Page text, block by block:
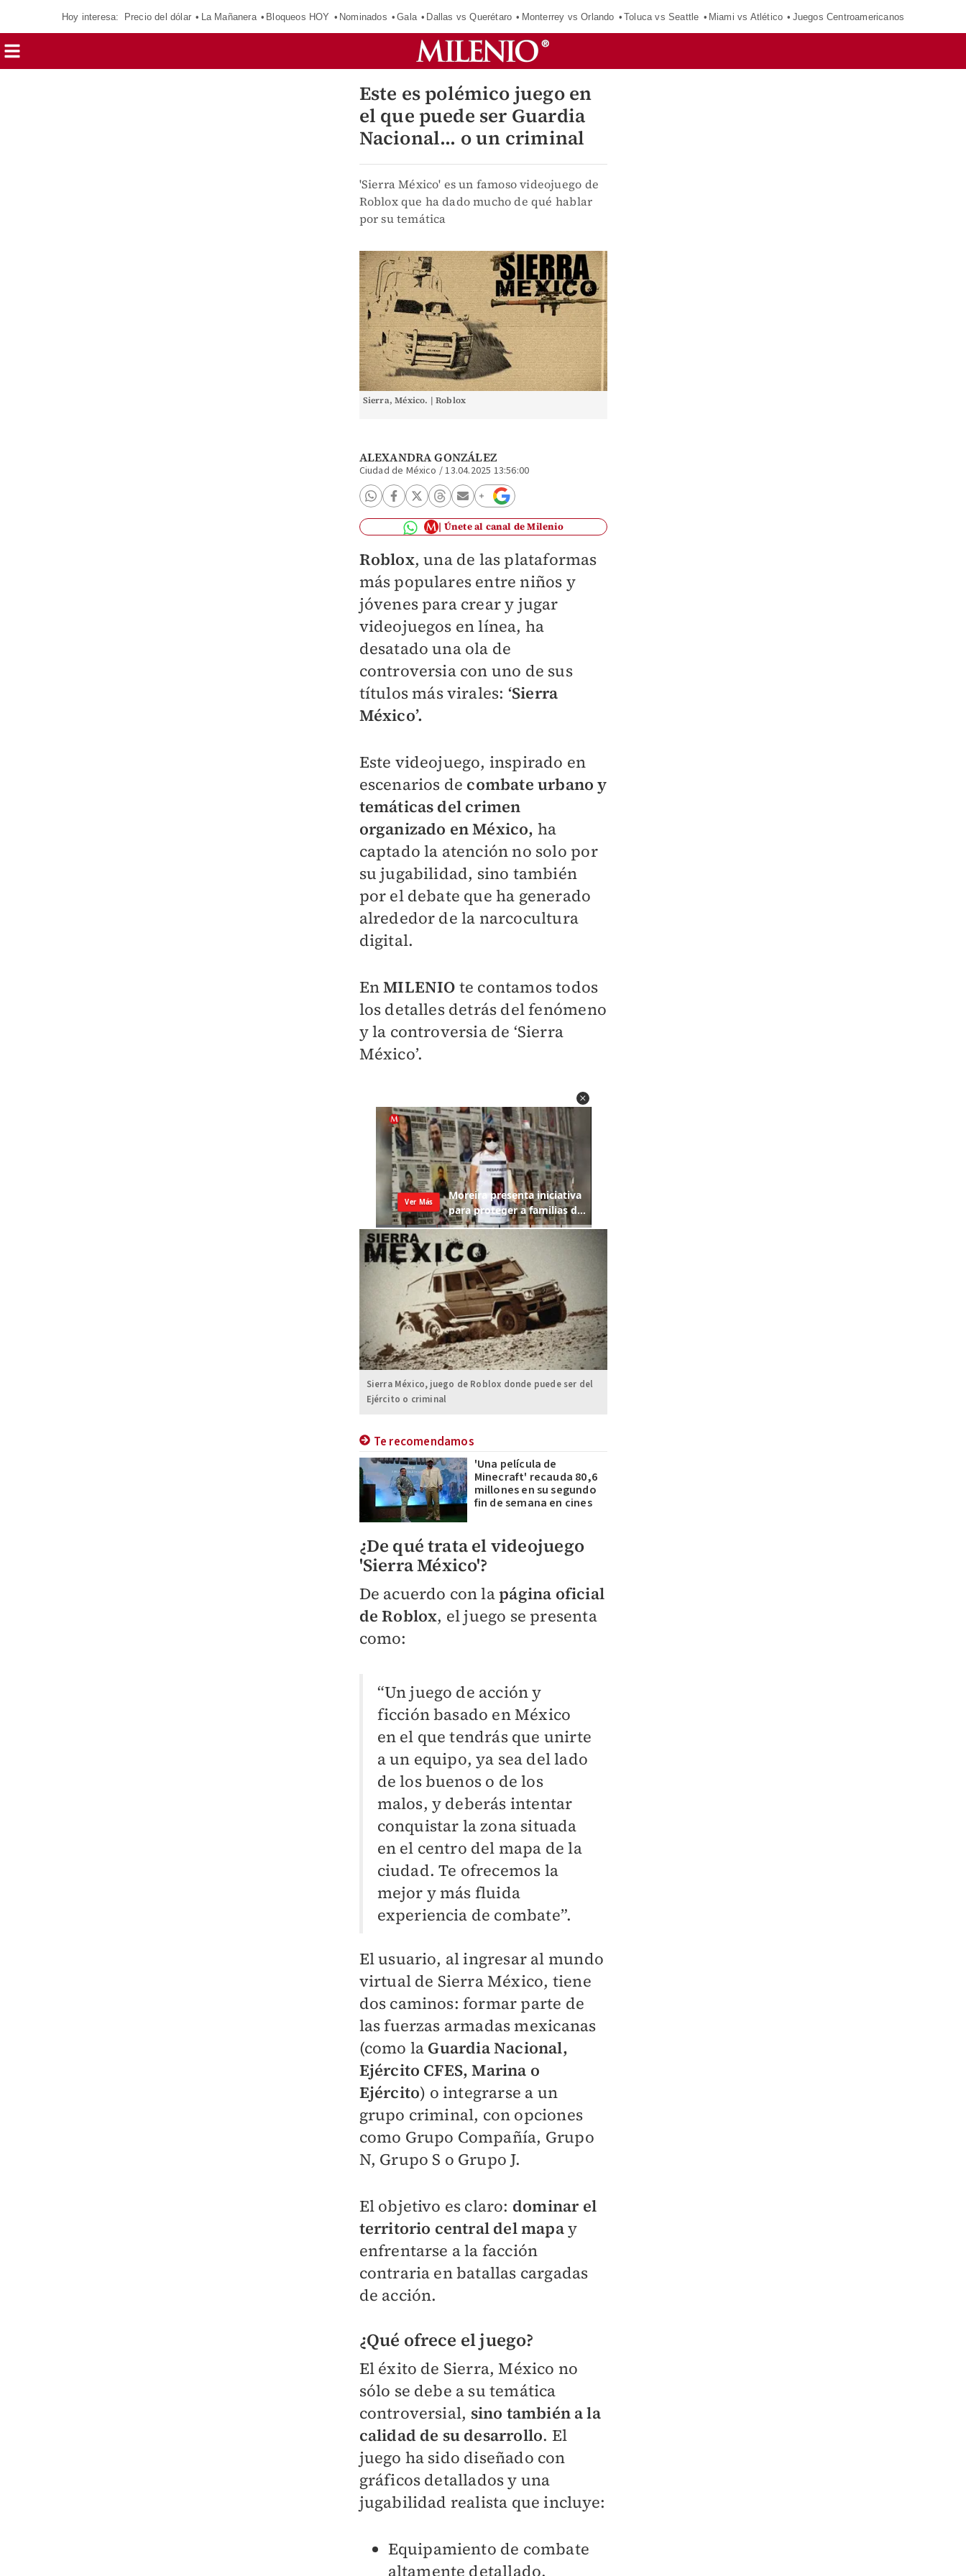
Hoy interesa: Precio del dólar La Mañanera Bloqueos HOY Nominados Gala Dallas vs Querétaro Monterrey vs Orlando Toluca vs Seattle Miami vs Atlético Juegos Centroamericanos
Este es polémico juego en
el que puede ser Guardia
Nacional... o un criminal
'Sierra México' es un famoso videojuego de
Roblox que ha dado mucho de qué hablar
por su temática
Sierra, México. | Roblox
ALEXANDRA GONZÁLEZ
Ciudad de México /13.04.2025 13:56:00
Únete al canal de Milenio
Roblox, una de las plataformas
más populares entre niños y
jóvenes para crear y jugar
videojuegos en línea, ha
desatado una ola de
controversia con uno de sus
títulos más virales: ‘Sierra
México’.
Este videojuego, inspirado en
escenarios de combate urbano y
temáticas del crimen
organizado en México, ha
captado la atención no solo por
su jugabilidad, sino también
por el debate que ha generado
alrededor de la narcocultura
digital.
EnMILENIO te contamos todos
los detalles detrás del fenómeno
y la controversia de ‘Sierra
México’.
Sierra México, juego de Roblox donde puede ser del
Ejército o criminal
Te recomendamos
'Una película de
Minecraft' recauda 80,6
millones en su segundo
fin de semana en cines
¿De qué trata el videojuego
'Sierra México'?
De acuerdo con lapágina oficial
de Roblox, el juego se presenta
como:
“Un juego de acción y
ficción basado en México
en el que tendrás que unirte
a un equipo, ya sea del lado
de los buenos o de los
malos, y deberás intentar
conquistar la zona situada
en el centro del mapa de la
ciudad. Te ofrecemos la
mejor y más fluida
experiencia de combate”.
El usuario, al ingresar al mundo
virtual de Sierra México, tiene
dos caminos: formar parte de
las fuerzas armadas mexicanas
(como la Guardia Nacional,
Ejército CFES, Marina o
Ejército) o integrarse a un
grupo criminal, con opciones
como Grupo Compañía, Grupo
N, Grupo S o Grupo J.
El objetivo es claro: dominar el
territorio central del mapay
enfrentarse a la facción
contraria en batallas cargadas
de acción.
¿Qué ofrece el juego?
El éxito de Sierra, México no
sólo se debe a su temática
controversial, sino también a la
calidad de su desarrollo. El
juego ha sido diseñado con
gráficos detallados y una
jugabilidad realista que incluye:
Equipamiento de combate
altamente detallado.